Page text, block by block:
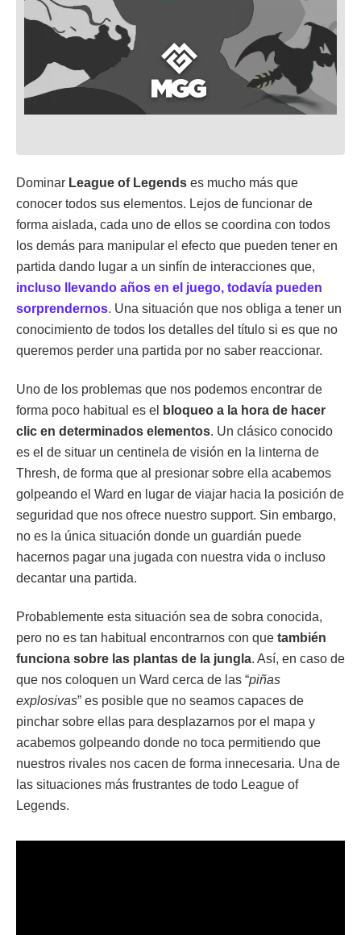
Dominar League of Legends es mucho más que
conocer todos sus elementos. Lejos de funcionar de
forma aislada, cada uno de ellos se coordina con todos
los demás para manipular el efecto que pueden tener en
partida dando lugar a un sinfín de interacciones que,
incluso llevando años en el juego, todavía pueden
sorprendernos. Una situación que nos obliga a tener un
conocimiento de todos los detalles del título si es que no
queremos perder una partida por no saber reaccionar.
Uno de los problemas que nos podemos encontrar de
forma poco habitual es el
bloqueo a la hora de hacer
clic en determinados elementos. Un clásico conocido
es el de situar un centinela de visión en la linterna de
Thresh, de forma que al presionar sobre ella acabemos
golpeando el Ward en lugar de viajar hacia la posición de
seguridad que nos ofrece nuestro support. Sin embargo,
no es la única situación donde un guardián puede
hacernos pagar una jugada con nuestra vida o incluso
decantar una partida.
Probablemente esta situación sea de sobra conocida,
pero no es tan habitual encontrarnos con que también
funciona sobre las plantas de la jungla. Así, en caso de
que nos coloquen un Ward cerca de las “piñas
explosivas” es posible que no seamos capaces de
pinchar sobre ellas para desplazarnos por el mapa y
acabemos golpeando donde no toca permitiendo que
nuestros rivales nos cacen de forma innecesaria. Una de
las situaciones más frustrantes de todo League of
Legends.